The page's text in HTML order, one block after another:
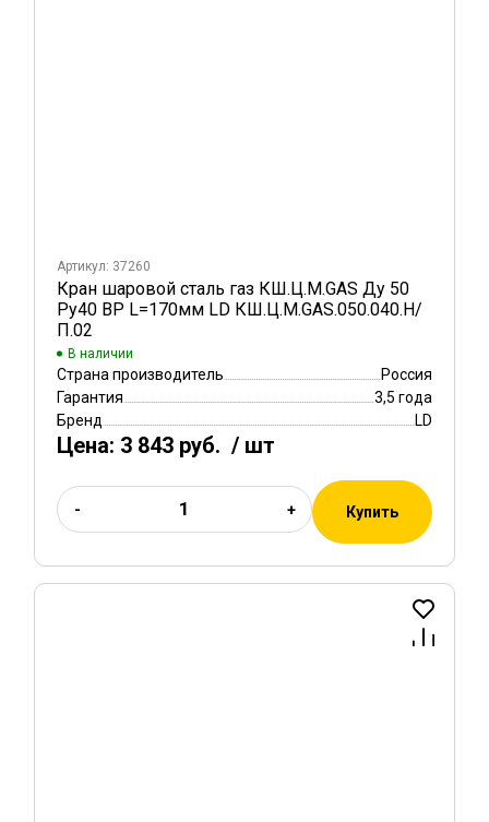
Артикул: 37260
Кран шаровой сталь газ КШ.Ц.М.GAS Ду 50
Ру40 ВР L=170мм LD КШ.Ц.М.GAS.050.040.Н/
П.02
В наличии
Страна производитель
Россия
Гарантия
3,5 года
Бренд
LD
Цена: 3 843 руб. / шт
- + Купить